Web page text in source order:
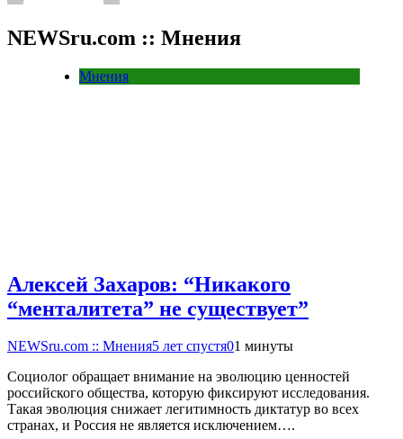
NEWSru.com :: Мнения
Мнения
Алексей Захаров: “Никакого
“менталитета” не существует”
NEWSru.com :: Мнения5 лет спустя01 минуты
Социолог обращает внимание на эволюцию ценностей
российского общества, которую фиксируют исследования.
Такая эволюция снижает легитимность диктатур во всех
странах, и Россия не является исключением….